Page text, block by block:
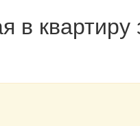
в квартиру